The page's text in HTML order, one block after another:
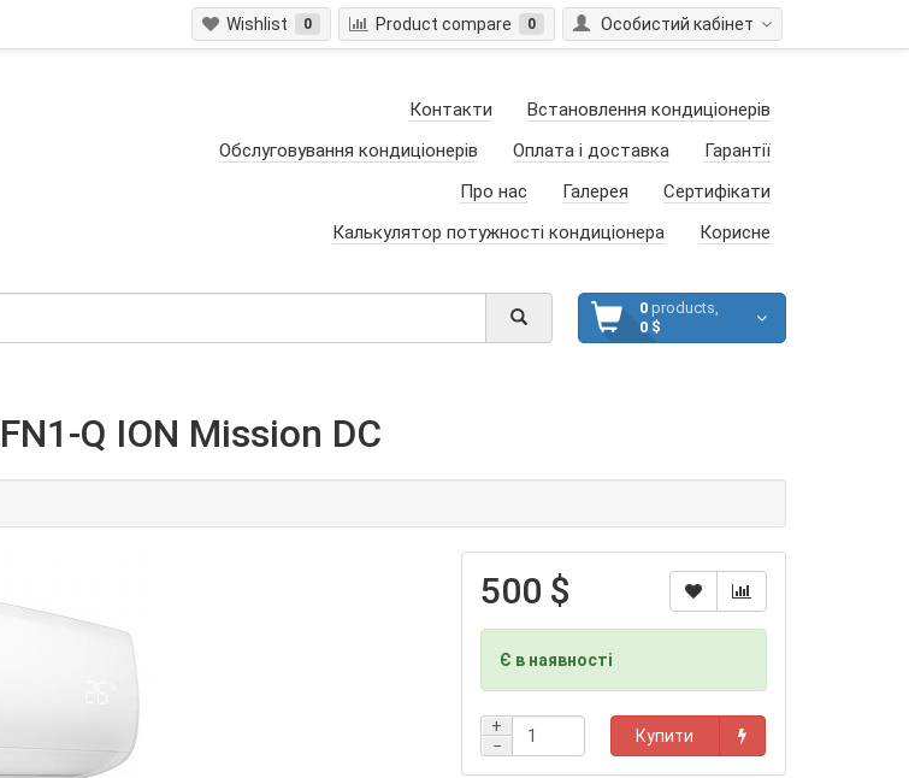
Особистий кабінет
Wishlist 0 Product compare 0
Контакти
Встановлення кондиціонерів
Обслуговування кондиціонерів
Оплата і доставка
Гарантії
Про нас
Галерея
Сертифікати
Калькулятор потужності кондиціонера
Корисне
0products,
0 $
Q ION Mission DC
500 $
Є в наявності
+
−
Купити